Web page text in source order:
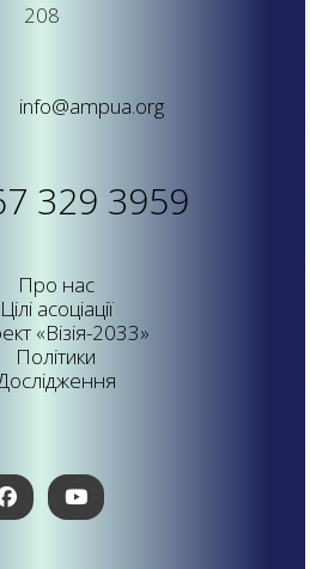
208
info@ampua.org
329 3959
Про нас
Цілі асоціації
«Візія-2033»
Політики